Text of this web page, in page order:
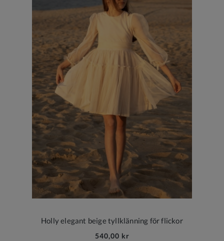
Holly elegant beige tyllklänning för flickor
540,00 kr